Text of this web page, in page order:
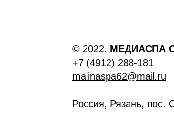
© 2022. МЕДИАСПА
+7 (4912) 288-181
malinaspa62@mail.ru
Россия, Рязань, пос.